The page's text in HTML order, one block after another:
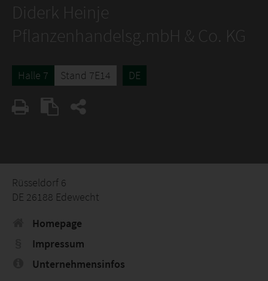
Diderk Heinje
Pflanzenhandelsg.mbH & Co. KG
Halle 7 Stand 7E14 DE
Rüsseldorf 6
DE 26188 Edewecht
Homepage
Impressum
Unternehmensinfos